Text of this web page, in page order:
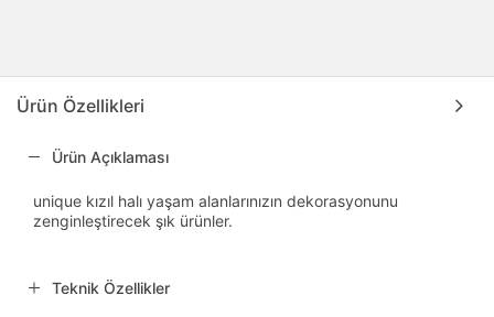
Ürün Özellikleri
Ürün Açıklaması
unique kızıl halı yaşam alanlarınızın dekorasyonunu
zenginleştirecek şık ürünler.
Teknik Özellikler